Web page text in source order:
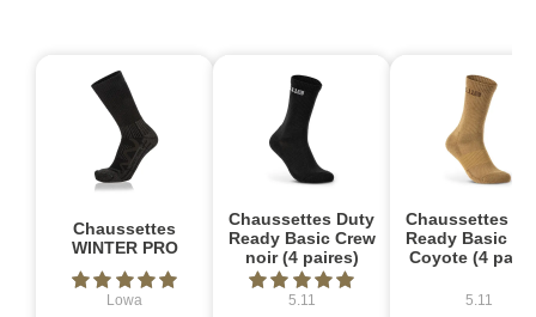
Chaussettes
WINTER PRO
Lowa
Chaussettes Duty
Ready Basic Crew
noir (4 paires)
5.11
Chaussettes
Ready Basic
Coyote (4
5.11